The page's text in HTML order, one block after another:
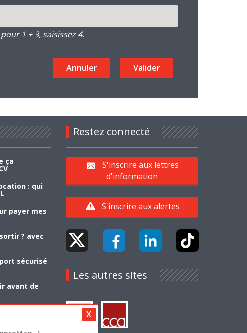
1 + 3, saisissez 4.
ça
: qui
payer mes
? avec
sécurisé
avant de
Restez connecté
S'inscrire aux lettres
d'information
S'inscrire aux alertes
Les autres sites